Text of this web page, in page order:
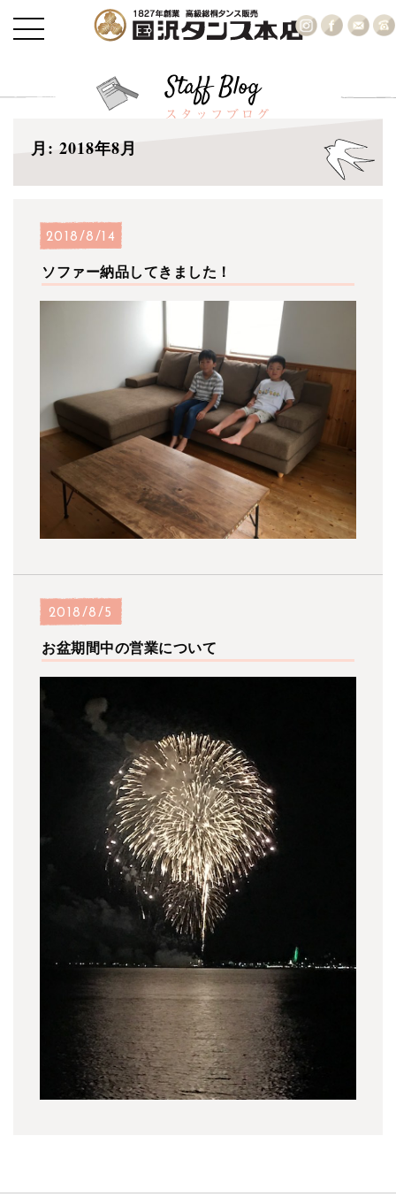
月: 2018年8月
2018/8/14
ソファー納品してきました！
2018/8/5
お盆期間中の営業について